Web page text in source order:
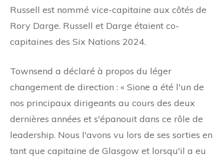
Russell est nommé vice-capitaine aux côtés de
Rory Darge. Russell et Darge étaient co-
capitaines des Six Nations 2024.
Townsend a déclaré à propos du léger
changement de direction : « Sione a été l'un de
nos principaux dirigeants au cours des deux
dernières années et s'épanouit dans ce rôle de
leadership. Nous l'avons vu lors de ses sorties en
tant que capitaine de Glasgow et lorsqu'il a eu